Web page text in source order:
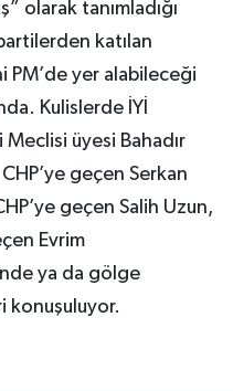
olarak tanımladığı
katılan
PM’de yer alabileceği
Kulislerde İYİ
Meclisi üyesi Bahadır
geçen Serkan
geçen Salih Uzun,
Evrim
ya da gölge
konuşuluyor.